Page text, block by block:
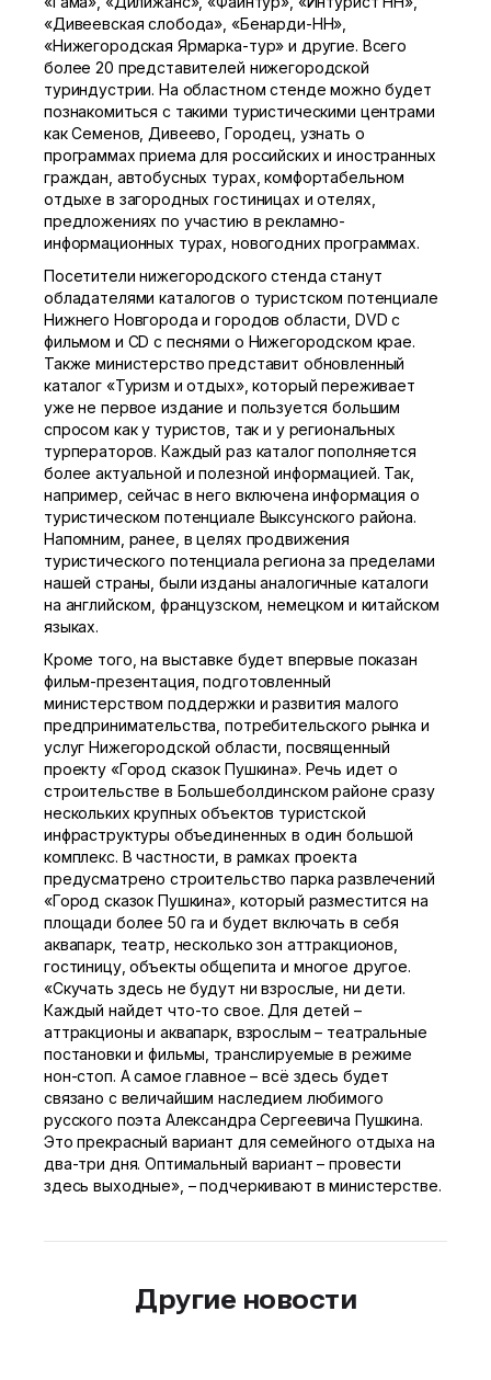
«Дивеевская слобода», «Бенарди-НН»,
«Нижегородская Ярмарка-тур» и другие. Всего
более 20 представителей нижегородской
туриндустрии. На областном стенде можно будет
познакомиться с такими туристическими центрами
как Семенов, Дивеево, Городец, узнать о
программах приема для российских и иностранных
граждан, автобусных турах, комфортабельном
отдыхе в загородных гостиницах и отелях,
предложениях по участию в рекламно-
информационных турах, новогодних программах.
Посетители нижегородского стенда станут
обладателями каталогов о туристском потенциале
Нижнего Новгорода и городов области, DVD с
фильмом и CD с песнями о Нижегородском крае.
Также министерство представит обновленный
каталог «Туризм и отдых», который переживает
уже не первое издание и пользуется большим
спросом как у туристов, так и у региональных
турператоров. Каждый раз каталог пополняется
более актуальной и полезной информацией. Так,
например, сейчас в него включена информация о
туристическом потенциале Выксунского района.
Напомним, ранее, в целях продвижения
туристического потенциала региона за пределами
нашей страны, были изданы аналогичные каталоги
на английском, французском, немецком и китайском
языках.
Кроме того, на выставке будет впервые показан
фильм-презентация, подготовленный
министерством поддержки и развития малого
предпринимательства, потребительского рынка и
услуг Нижегородской области, посвященный
проекту «Город сказок Пушкина». Речь идет о
строительстве в Большеболдинском районе сразу
нескольких крупных объектов туристской
инфраструктуры объединенных в один большой
комплекс. В частности, в рамках проекта
предусматрено строительство парка развлечений
«Город сказок Пушкина», который разместится на
площади более 50 га и будет включать в себя
аквапарк, театр, несколько зон аттракционов,
гостиницу, объекты общепита и многое другое.
«Скучать здесь не будут ни взрослые, ни дети.
Каждый найдет что-то свое. Для детей –
аттракционы и аквапарк, взрослым – театральные
постановки и фильмы, транслируемые в режиме
нон-стоп. А самое главное – всё здесь будет
связано с величайшим наследием любимого
русского поэта Александра Сергеевича Пушкина.
Это прекрасный вариант для семейного отдыха на
два-три дня. Оптимальный вариант – провести
здесь выходные», – подчеркивают в министерстве.
Другие новости